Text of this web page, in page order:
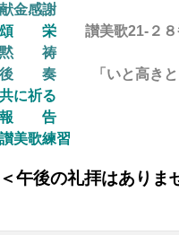
献金感謝
頌 栄 讃美歌21-２
黙 祷
後
奏
「いと高きと
共に祈る
報 告
讃美歌練習
＜午後の礼拝はありま